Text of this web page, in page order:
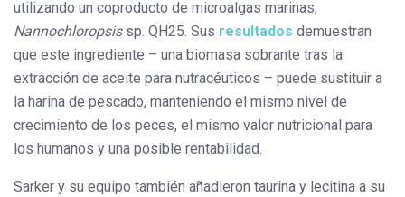
utilizando un coproducto de microalgas marinas,
Nannochloropsissp. QH25. Sus resultados demuestran
que este ingrediente – una biomasa sobrante tras la
extracción de aceite para nutracéuticos – puede sustituir a
la harina de pescado, manteniendo el mismo nivel de
crecimiento de los peces, el mismo valor nutricional para
los humanos y una posible rentabilidad.
Sarker y su equipo también añadieron taurina y lecitina a su